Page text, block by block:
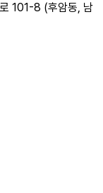
101-8 (후암동, 남